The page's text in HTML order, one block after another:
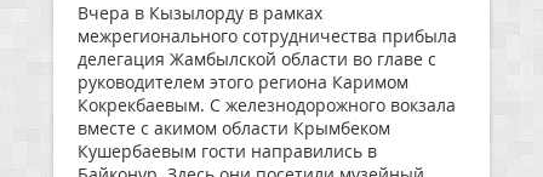
Вчера в Кызылорду в рамках
межрегионального сотрудничества прибыла
делегация Жамбылской области во главе с
руководителем этого региона Каримом
Кокрекбаевым. С железнодорожного вокзала
вместе с акимом области Крымбеком
Кушербаевым гости направились в